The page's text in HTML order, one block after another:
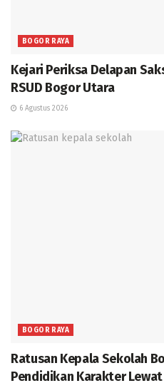
BOGOR RAYA
Kejari Periksa Delapan
RSUD Bogor Utara
6 Agustus 2026
BOGOR RAYA
Ratusan Kepala Sekolah
Pendidikan Karakter